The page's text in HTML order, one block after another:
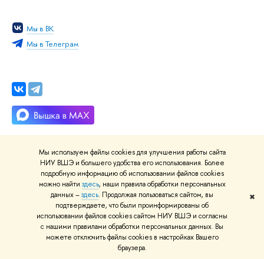
Мы используем файлы cookies для улучшения работы сайта
НИУ ВШЭ и большего удобства его использования. Более
подробную информацию об использовании файлов cookies
можно найти здесь, наши правила обработки персональных
данных –здесь. Продолжая пользоваться сайтом, вы
подтверждаете, что были проинформированы об
использовании файлов cookies сайтом НИУ ВШЭ и согласны
с нашими правилами обработки персональных данных. Вы
можете отключить файлы cookies в настройках Вашего
браузера.
✖
Мы в ВК
Мы в Телеграм
Цифры и факты
Руководство и структура
Устойчивое развитие в НИУ ВШЭ